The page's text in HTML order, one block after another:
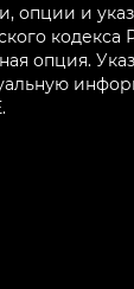
опции и
кодекса
опция.